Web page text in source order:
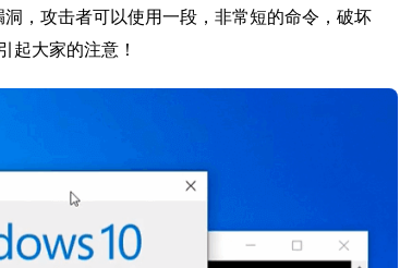
，攻击者可以使用一段，非常短的命令，破坏
起大家的注意！